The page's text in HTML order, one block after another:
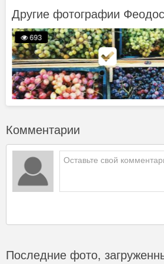
Другие фотографии
693
Комментарии
Последние фото,